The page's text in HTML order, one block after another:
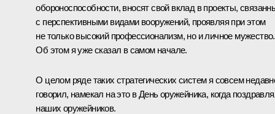
обороноспособности, вносят свой вклад в проекты,
с перспективными видами вооружений, проявляя при этом
не только высокий профессионализм, но и личное мужество.
Об этом я уже сказал в самом начале.
О целом ряде таких стратегических систем я совсем
говорил, намекал на это в День оружейника, когда
наших оружейников.